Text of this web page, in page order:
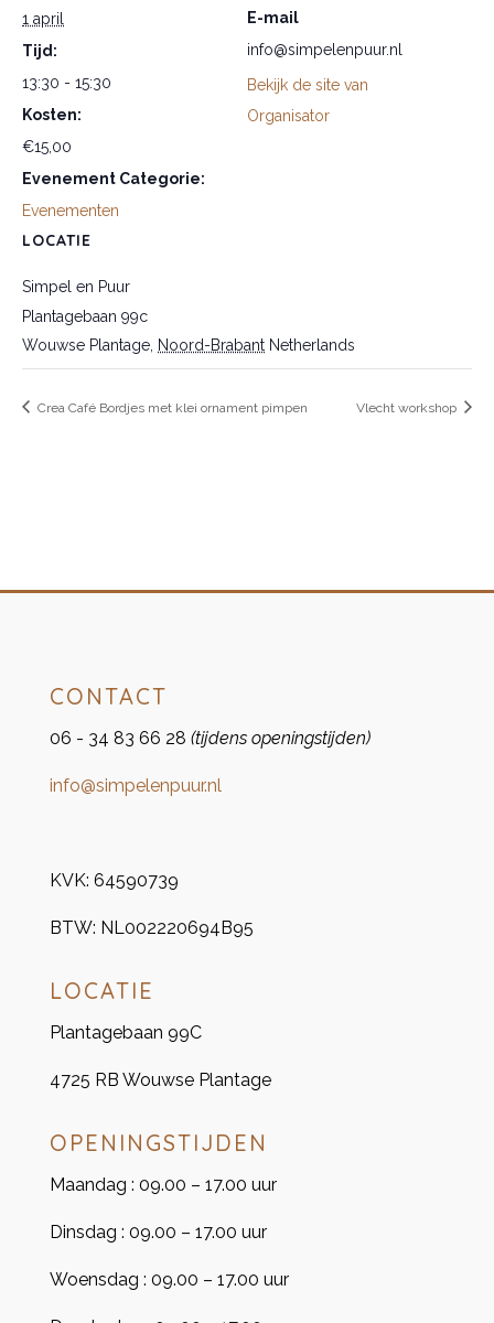
1 april
Tijd:
13:30 - 15:30
Kosten:
€15,00
Evenement Categorie:
Evenementen
LOCATIE
Simpel en Puur
Plantagebaan 99c
Wouwse Plantage Noord-Brabant Netherlands
E-mail
info@simpelenpuur.nl
Bekijk de site van
Organisator
Crea Café Bordjes met klei ornament pimpen Vlecht workshop
CONTACT
06 - 34 83 66 28 (tijdens openingstijden)
info@simpelenpuur.nl
KVK: 64590739
BTW: NL002220694B95
LOCATIE
Plantagebaan 99C
4725 RB Wouwse Plantage
OPENINGSTIJDEN
Maandag : 09.00 – 17.00 uur
Dinsdag : 09.00 – 17.00 uur
Woensdag : 09.00 – 17.00 uur